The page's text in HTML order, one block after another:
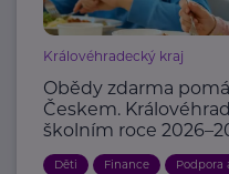
Královéhradecký kraj
Obědy zdarma
Českem.
školním roce
Děti Finance Podpora